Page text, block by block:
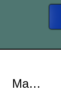
Ma…